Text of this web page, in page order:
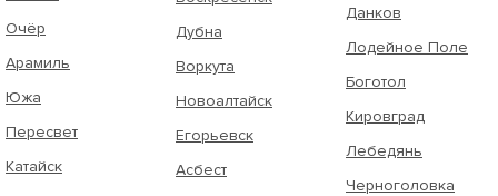
Очёр
Арамиль
Южа
Пересвет
Катайск
Дубна
Воркута
Новоалтайск
Егорьевск
Асбест
Данков
Лодейное Поле
Боготол
Кировград
Лебедянь
Черноголовка